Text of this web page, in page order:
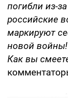
погибли из-
российские
маркируют
новой войны!
Как вы